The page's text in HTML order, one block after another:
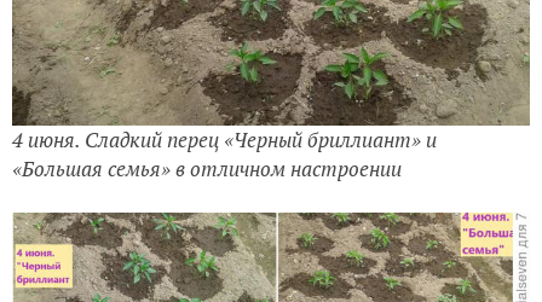
4 июня. Сладкий перец «Черный бриллиант» и
«Большая семья» в отличном настроении